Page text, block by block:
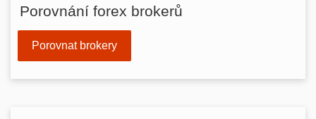
Porovnání forex brokerů
Porovnat brokery